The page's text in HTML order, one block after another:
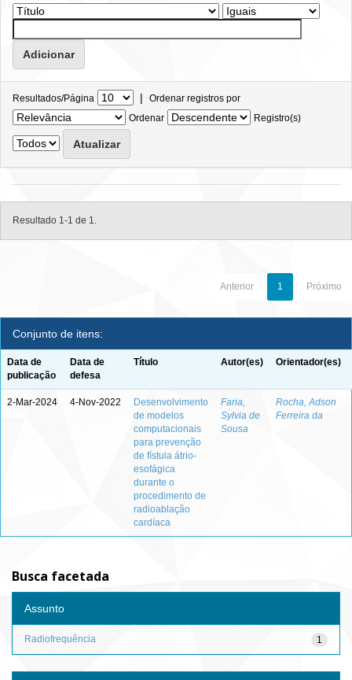
Resultados/Página | Ordenar registros por
Ordenar
Registro(s)
Resultado 1-1 de 1.
Anterior 1 Próximo
Conjunto de itens:
Data de
publicação
Data de
defesa
Título Autor(es) Orientador(es)
2-Mar-2024 4-Nov-2022
Desenvolvimento
de modelos
computacionais
para prevenção
de fístula átrio-
esofágica
durante o
procedimento de
radioablação
cardíaca
Faria,
Sylvia de
Sousa
Rocha, Adson
Ferreira da
Busca facetada
Assunto
1
Radiofrequência